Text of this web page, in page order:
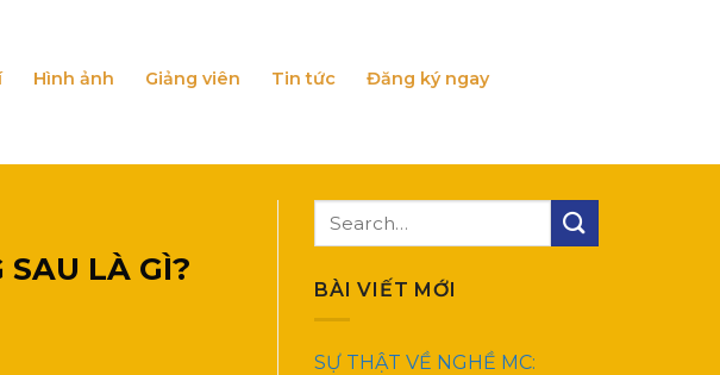
Hình ảnh Giảng viên Tin tức Đăng ký ngay
SAU LÀ GÌ?
BÀI VIẾT MỚI
SỰ THẬT VỀ NGHỀ MC: